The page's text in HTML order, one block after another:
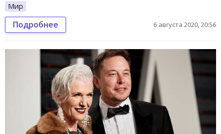
Мир
Подробнее 6 августа 2020, 20:56